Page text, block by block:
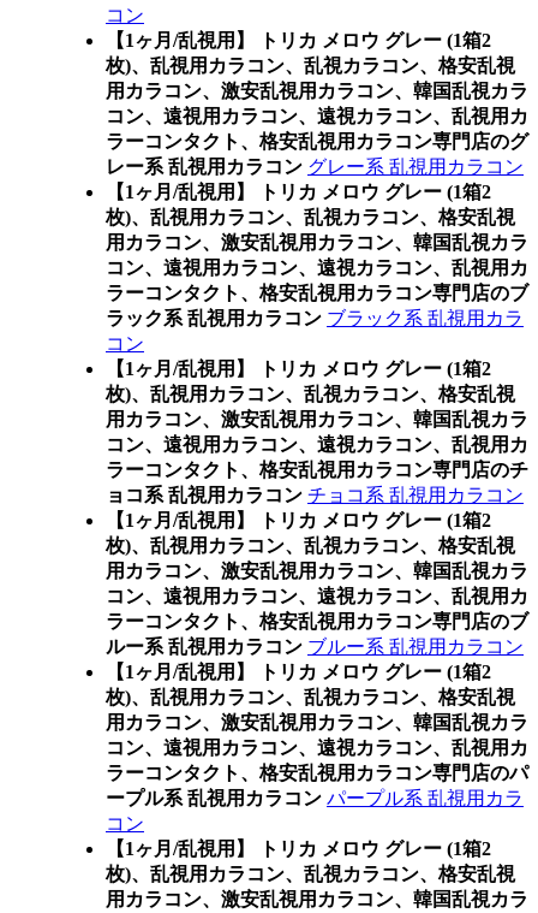
コン
【1ヶ月/乱視用】 トリカ メロウ グレー (1箱2
枚)、乱視用カラコン、乱視カラコン、格安乱視
用カラコン、激安乱視用カラコン、韓国乱視カラ
コン、遠視用カラコン、遠視カラコン、乱視用カ
ラーコンタクト、格安乱視用カラコン専門店のグ
レー系 乱視用カラコン グレー系 乱視用カラコン
【1ヶ月/乱視用】 トリカ メロウ グレー (1箱2
枚)、乱視用カラコン、乱視カラコン、格安乱視
用カラコン、激安乱視用カラコン、韓国乱視カラ
コン、遠視用カラコン、遠視カラコン、乱視用カ
ラーコンタクト、格安乱視用カラコン専門店のブ
ラック系 乱視用カラコン ブラック系 乱視用カラ
コン
【1ヶ月/乱視用】 トリカ メロウ グレー (1箱2
枚)、乱視用カラコン、乱視カラコン、格安乱視
用カラコン、激安乱視用カラコン、韓国乱視カラ
コン、遠視用カラコン、遠視カラコン、乱視用カ
ラーコンタクト、格安乱視用カラコン専門店のチ
ョコ系 乱視用カラコン チョコ系 乱視用カラコン
【1ヶ月/乱視用】 トリカ メロウ グレー (1箱2
枚)、乱視用カラコン、乱視カラコン、格安乱視
用カラコン、激安乱視用カラコン、韓国乱視カラ
コン、遠視用カラコン、遠視カラコン、乱視用カ
ラーコンタクト、格安乱視用カラコン専門店のブ
ルー系 乱視用カラコン ブルー系 乱視用カラコン
【1ヶ月/乱視用】 トリカ メロウ グレー (1箱2
枚)、乱視用カラコン、乱視カラコン、格安乱視
用カラコン、激安乱視用カラコン、韓国乱視カラ
コン、遠視用カラコン、遠視カラコン、乱視用カ
ラーコンタクト、格安乱視用カラコン専門店のパ
ープル系 乱視用カラコン パープル系 乱視用カラ
コン
【1ヶ月/乱視用】 トリカ メロウ グレー (1箱2
枚)、乱視用カラコン、乱視カラコン、格安乱視
用カラコン、激安乱視用カラコン、韓国乱視カラ